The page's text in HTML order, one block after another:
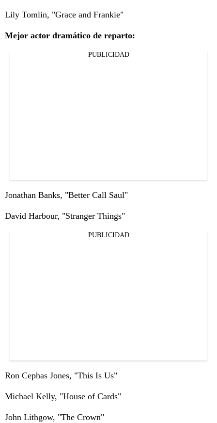
Lily Tomlin, "Grace and Frankie"
Mejor actor dramático de reparto:
PUBLICIDAD
Jonathan Banks, "Better Call Saul"
David Harbour, "Stranger Things"
PUBLICIDAD
Ron Cephas Jones, "This Is Us"
Michael Kelly, "House of Cards"
John Lithgow, "The Crown"